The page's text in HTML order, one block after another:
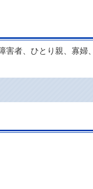
害者、ひとり親、寡婦